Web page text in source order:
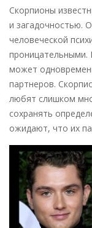
Скорпионы
и загадочностью.
человеческой
проницательными.
может
партнеров.
любят слишком
сохранять
ожидают, что их